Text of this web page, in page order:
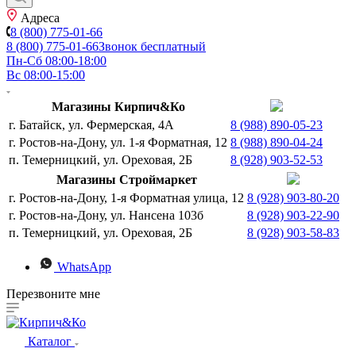
Адреса
8 (800) 775-01-66
8 (800) 775-01-66Звонок бесплатный
Пн-Сб 08:00-18:00
Вс 08:00-15:00
Магазины Кирпич&Ко
г. Батайск, ул. Фермерская, 4А
8 (988) 890-05-23
г. Ростов-на-Дону, ул. 1-я Форматная, 12 8 (988) 890-04-24
п. Темерницкий, ул. Ореховая, 2Б
8 (928) 903-52-53
Магазины Строймаркет
г. Ростов-на-Дону, 1-я Форматная улица, 12 8 (928) 903-80-20
г. Ростов-на-Дону, ул. Нансена 103б
8 (928) 903-22-90
п. Темерницкий, ул. Ореховая, 2Б
8 (928) 903-58-83
WhatsApp
Перезвоните мне
Каталог